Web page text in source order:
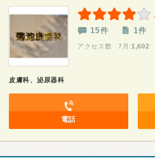
15件 1件
アクセス数 7月: 1,602
皮膚科、泌尿器科
電話